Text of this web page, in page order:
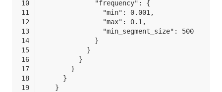
              "frequency": {
                "min": 0.001,
                "max": 0.1,
                "min_segment_size": 500
              }
            }
          }
        }
      }
    }